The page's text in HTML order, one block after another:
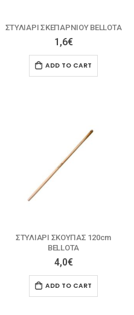
ΣΤΥΛΙΑΡΙ ΣΚΕΠΑΡΝΙΟΥ ΒELLOTA
1,6€
ADD TO CART
ΣΤΥΛΙΑΡΙ ΣΚΟΥΠΑΣ 120cm
ΒELLOTA
4,0€
ADD TO CART